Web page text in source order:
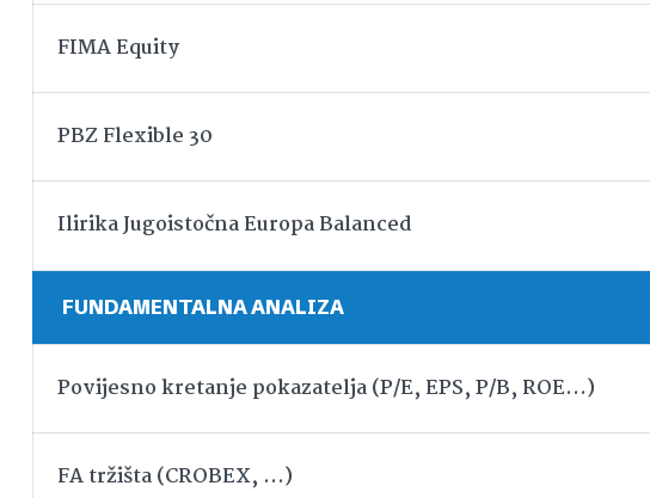
FIMA Equity
PBZ Flexible 30
Ilirika Jugoistočna Europa Balanced
FUNDAMENTALNA ANALIZA
Povijesno kretanje pokazatelja (P/E, EPS, P/B, ROE…)
FA tržišta (CROBEX, …)